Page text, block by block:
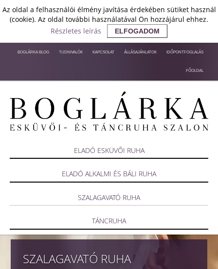
Az oldal a felhasználói élmény javítása érdekében sütiket használ
(cookie). Az oldal további használatával Ön hozzájárul ehhez.
Részletes leírás
ELFOGADOM
IDŐPONTFOGLALÁS
ÁLLÁSAJÁNLATOK
KAPCSOLAT
TUDNIVALÓK
BOGLÁRKA BLOG
FŐOLDAL
ELADÓ ESKÜVŐI RUHA
ELADÓ ALKALMI ÉS BÁLI RUHA
SZALAGAVATÓ RUHA
TÁNCRUHA
SZALAGAVATÓ RUHA